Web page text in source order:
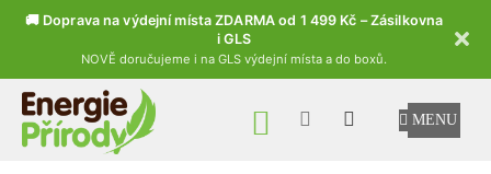
🚚 Doprava na výdejní místa ZDARMA od 1 499 Kč – Zásilkovna
i GLS
NOVĚ doručujeme i na GLS výdejní místa a do boxů.
Přejít na obsah
NÁKUPNÍ KOŠÍK